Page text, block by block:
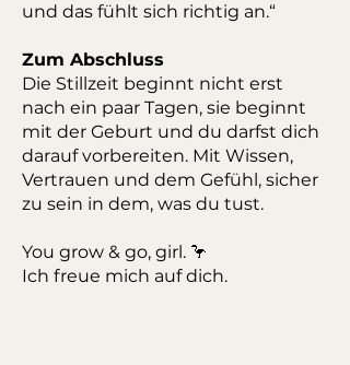
und das fühlt sich richtig an.“
Zum Abschluss
Die Stillzeit beginnt nicht erst
nach ein paar Tagen, sie beginnt
mit der Geburt und du darfst dich
darauf vorbereiten. Mit Wissen,
Vertrauen und dem Gefühl, sicher
zu sein in dem, was du tust.
You grow & go, girl. 🦩
Ich freue mich auf dich.